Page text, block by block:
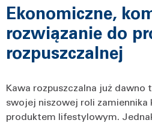
Ekonomiczne,
rozwiązanie do
rozpuszczalnej
Kawa rozpuszczalna już dawno
swojej niszowej roli zamiennika
produktem lifestylowym.